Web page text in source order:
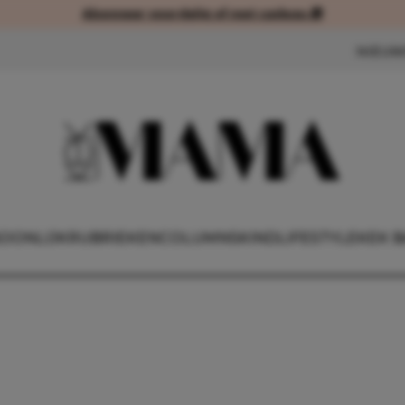
Abonneer voordelig of met cadeau 🎁
Abonneer voordelig of met